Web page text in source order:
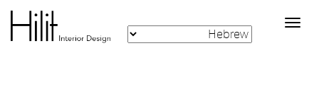
Toggle
navigation